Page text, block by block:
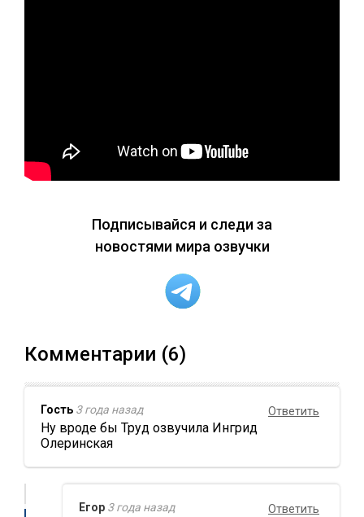
Подписывайся и следи за
новостями мира озвучки
Комментарии (6)
Ответить
Гость 3 года назад
Ну вроде бы Труд озвучила Ингрид
Олеринская
Ответить
Егор 3 года назад